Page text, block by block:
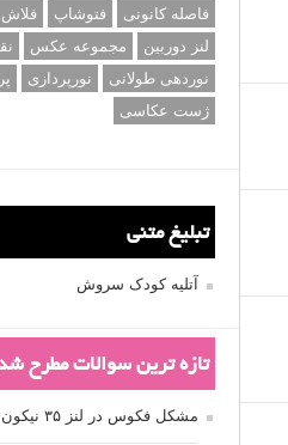
فاصله کانونی
فتوشاپ فلاش
لنز دوربین
مجموعه عکس
نوردهی طولانی
نورپردازی
ژست عکاسی
تبلیغ متنی
آتلیه کودک سروش
تازه ترین سوالات مطرح
مشکل فکوس در لنز ۳۵ نیکون